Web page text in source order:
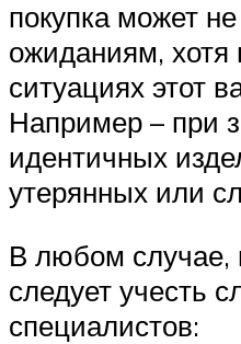
покупка может
ожиданиям, хотя
ситуациях этот
Например – при
идентичных
утерянных или
В любом случае,
следует учесть
специалистов: